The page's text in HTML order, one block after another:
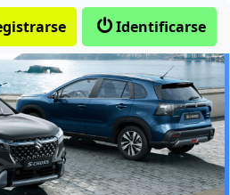
Identificarse